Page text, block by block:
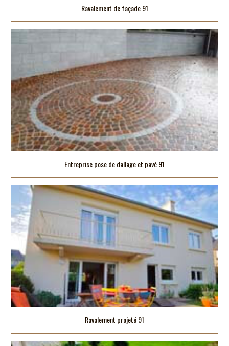
Ravalement de façade 91
Entreprise pose de dallage et pavé 91
Ravalement projeté 91